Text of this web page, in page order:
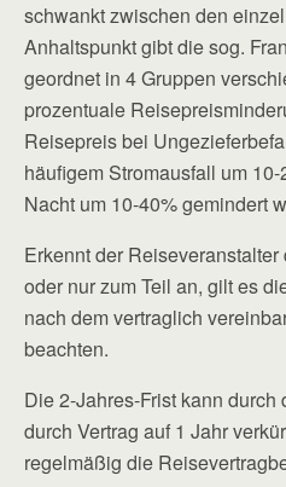
schwankt zwischen den
Anhaltspunkt gibt die sog.
geordnet in 4 Gruppen
prozentuale
Reisepreis bei
häufigem Stromausfall um
Nacht um 10-40% gemindert
Erkennt der
oder nur zum Teil an, gilt es
nach dem vertraglich
beachten.
Die 2-Jahres-Frist kann
durch Vertrag auf 1 Jahr
regelmäßig die